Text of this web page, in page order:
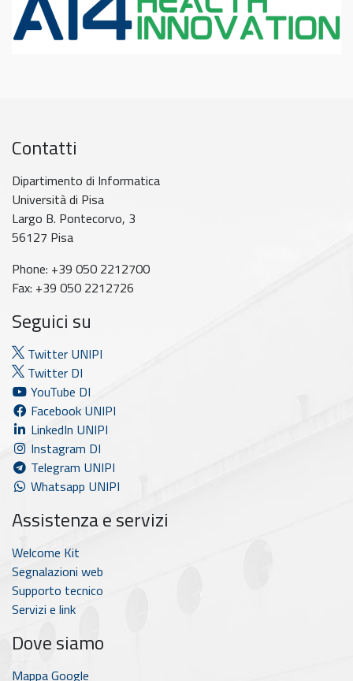
Contatti
Dipartimento di Informatica
Università di Pisa
Largo B. Pontecorvo, 3
56127 Pisa
Phone: +39 050 2212700
Fax: +39 050 2212726
Seguici su
Twitter UNIPI
Twitter DI
YouTube DI
Facebook UNIPI
LinkedIn UNIPI
Instagram DI
Telegram UNIPI
Whatsapp UNIPI
Assistenza e servizi
Welcome Kit
Segnalazioni web
Supporto tecnico
Servizi e link
Dove siamo
Mappa Google